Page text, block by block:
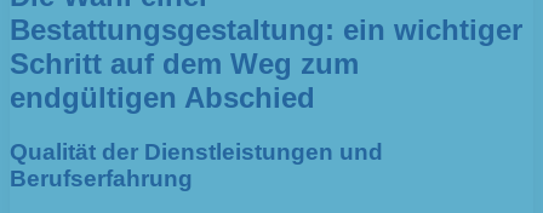
Bestattungsgestaltung: ein wichtiger
Schritt auf dem Weg zum
endgültigen Abschied
Qualität der Dienstleistungen und
Berufserfahrung